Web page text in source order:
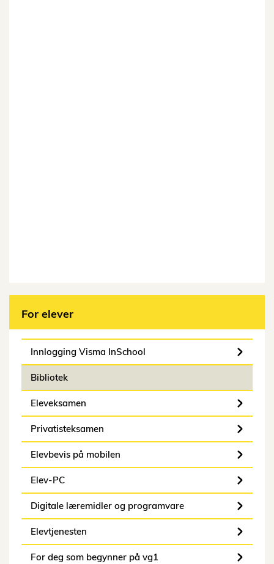
For elever
Innlogging Visma InSchool
Bibliotek
Eleveksamen
Privatisteksamen
Elevbevis på mobilen
Elev-PC
Digitale læremidler og programvare
Elevtjenesten
For deg som begynner på vg1